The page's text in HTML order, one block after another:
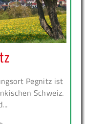
Pegnitz ist
Schweiz.